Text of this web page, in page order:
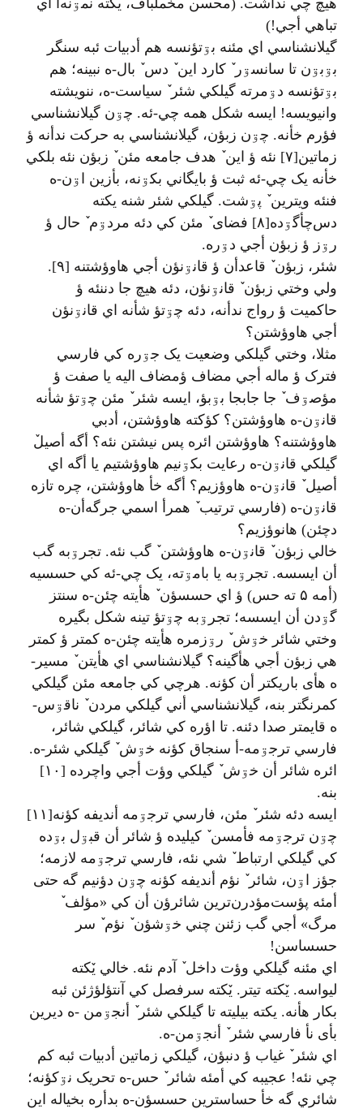
هيچ چي ندأشت. (محسن مخملباف، یکته نمۊنه‌أ اي
تباهي أجي!)
گيلانشناسي اي مئنه بۊتؤنسه هم أدبيات ئبه سنگر
بۊبۊن تا سانسۊر ٚ کارد اين ٚ دس ٚ بال-ه نبينه؛ هم
بۊتؤنسه دۊمرته گيلکي شئر ٚ سياست-ه، ننويشته
وانيويسه! ايسه شکل همه چي-ئه. چۊن گيلانشناسي
فؤرم خأنه. چۊن زبؤن، گيلانشناسي به حرکت ندأنه ؤ
زماتين[۷] نئه ؤ اين ٚ هدف جامعه مئن ٚ زبؤن نئه بلکي
خأنه يک چي-ئه ثبت ؤ بايگاني بکۊنه، بأزين اۊن-ه
فنئه ويترين ٚ پۊشت. گيلکي شئر شنه يکته
دس‌چأگۊده[۸] فضای ٚ مئن کي دئه مردۊم ٚ حال ؤ
رۊز ؤ زبؤن أجي دۊره.
شئر، زبؤن ٚ قاعدأن ؤ قانۊنؤن أجي هاوؤشتنه [۹].
ولي وختي زبؤن ٚ قانۊنؤن، دئه هيچ جا دننئه ؤ
حاکميت ؤ رواج ندأنه، دئه چۊتؤ شأنه اي قانۊنؤن
أجي هاوؤشتن؟
مثلا، وختي گيلکي وضعيت يک جۊره کي فارسي
فترک ؤ ماله أجي مضاف ؤمضاف اليه یا صفت ؤ
مؤصۊف ٚ جا جابجا بۊبؤ، ايسه شئر ٚ مئن چۊتؤ شأنه
قانۊن-ه هاوؤشتن؟ کؤکته هاوؤشتن، أدبي
هاوؤشتنه؟ هاوؤشتن ائره پس نيشتن نئه؟ أگه أصيلٚ
گيلکي قانۊن-ه رعايت بکۊنيم هاوؤشتيم یا أگه اي
أصيل ٚ قانۊن-ه هاوؤزيم؟ أگه خأ هاوؤشتن، چره تازه
قانۊن-ه (فارسي ترتيب ٚ همرأ اسمي جرگه‌أن-ه
دچئن) هانوؤزيم؟
خالي زبؤن ٚ قانۊن-ه هاوؤشتن ٚ گب نئه. تجرۊبه گب
أن ايسسه. تجرۊبه یا بامۊته، یک چي-ئه کي حسسيه
(أمه ۵ ته حس) ؤ اي حسسؤن ٚ هأيته چئن-ه سنتز
گۊدن أن ايسسه؛ تجرۊبه چۊتؤ تينه شکل بگيره
وختي شائر خۊش ٚ رۊزمره هأيته چئن-ه کمتر ؤ کمتر
هي زبؤن أجي هأگينه؟ گيلانشناسي اي هأيتن ٚ مسير-
ه هأی باريکتر أن کؤنه. هرچي کي جامعه مئن گيلکي
کمرنگتر بنه، گيلانشناسي أني گيلکي مردن ٚ ناقۊس-
ه قايمتر صدا دئنه. تا اؤره کي شائر، گيلکي شائر،
فارسي ترجۊمه-أ سنجاق کؤنه خۊش ٚ گيلکي شئر-ه.
ائره شائر أن خۊش ٚ گيلکي وؤت أجي واچرده [۱۰]
بنه.
ايسه دئه شئر ٚ مئن، فارسي ترجۊمه أنديفه کؤنه[۱۱]
چۊن ترجۊمه فأمسن ٚ کيليده ؤ شائر أن قبۊل بۊده
کي گيلکي ارتباط ٚ شي نئه، فارسي ترجۊمه لازمه؛
جؤز اۊن، شائر ٚ نؤم أنديفه کؤنه چۊن دؤنيم گه حتی
أمئه پؤست‌مؤدرن‌ترين شائرؤن أن کي «مؤلف ٚ
مرگ» أجي گب زئنن چني خۊشؤن ٚ نؤم ٚ سر
حسساسن!
اي مئنه گيلکي وؤت داخل ٚ آدم نئه. خالي يٚکته
ليواسه. يٚکته تيتر. يٚکته سرفصل کي آنتؤلؤژئن ئبه
بکار هأنه. يکته بيليته تا گيلکي شئر ٚ أنجۊمن -ه ديرين
بأی نأ فارسي شئر ٚ أنجۊمن-ه.
اي شئر ٚ غياب ؤ دنبؤن، گيلکي زماتين أدبيات ئبه کم
چي نئه! عجيبه کي أمئه شائر ٚ حس-ه تحريک نۊکؤنه؛
شائري گه خأ حساسترين حسسؤن-ه بدأره بخياله اين